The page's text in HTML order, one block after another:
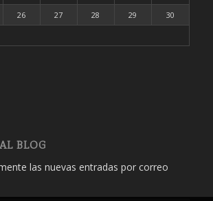
26 27 28 29
30
BLOG
las nuevas entradas por correo